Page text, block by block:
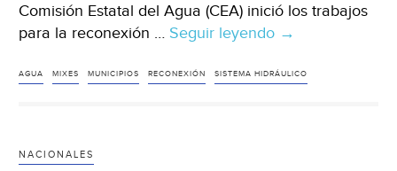
Comisión Estatal del Agua (CEA) inició los trabajos
para la reconexión … Seguir leyendo Oaxaca:
reconexión
→
AGUA MIXES MUNICIPIOS RECONEXIÓN SISTEMA HIDRÁULICO
NACIONALES